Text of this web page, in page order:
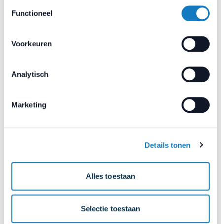
persoonlijke profiel op.
Functioneel
Voorkeuren
Analytisch
Marketing
Details tonen
Alles toestaan
Selectie toestaan
Wil jij bijdragen aan een gastvrije
Ik wil
vrijwilliger
worden
Ik wil een